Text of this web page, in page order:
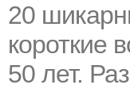
20
короткие
50 лет.